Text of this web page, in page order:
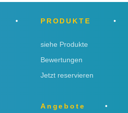
PRODUKTE
siehe Produkte
Bewertungen
Jetzt reservieren
Angebote